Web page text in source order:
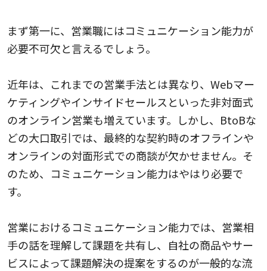
まず第一に、営業職にはコミュニケーション能力が
必要不可欠と言えるでしょう。
近年は、これまでの営業手法とは異なり、Webマー
ケティングやインサイドセールスといった非対面式
のオンライン営業も増えています。しかし、BtoBな
どの大口取引では、最終的な契約時のオフラインや
オンラインの対面形式での商談が欠かせません。そ
のため、コミュニケーション能力はやはり必要で
す。
営業におけるコミュニケーション能力では、営業相
手の話を理解して課題を共有し、自社の商品やサー
ビスによって課題解決の提案をするのが一般的な流